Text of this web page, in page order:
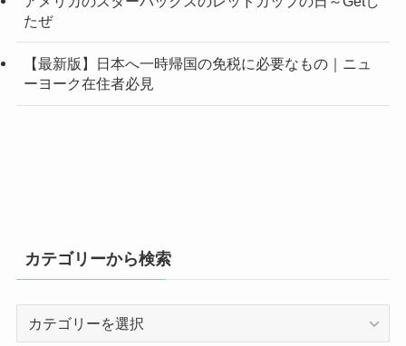
たぜ
【最新版】日本へ一時帰国の免税に必要なもの｜ニュ
ーヨーク在住者必見
カテゴリーから検索